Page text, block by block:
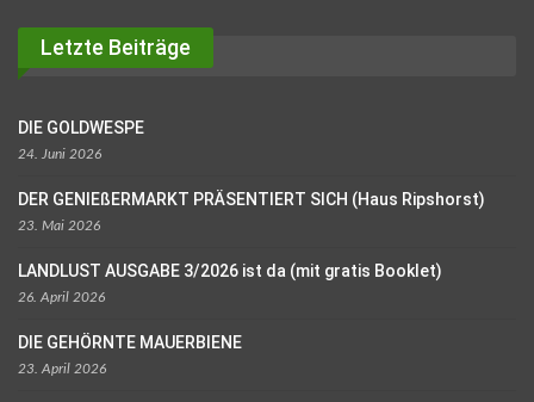
Letzte Beiträge
DIE GOLDWESPE
24. Juni 2026
DER GENIEßERMARKT PRÄSENTIERT SICH (Haus Ripshorst)
23. Mai 2026
LANDLUST AUSGABE 3/2026 ist da (mit gratis Booklet)
26. April 2026
DIE GEHÖRNTE MAUERBIENE
23. April 2026